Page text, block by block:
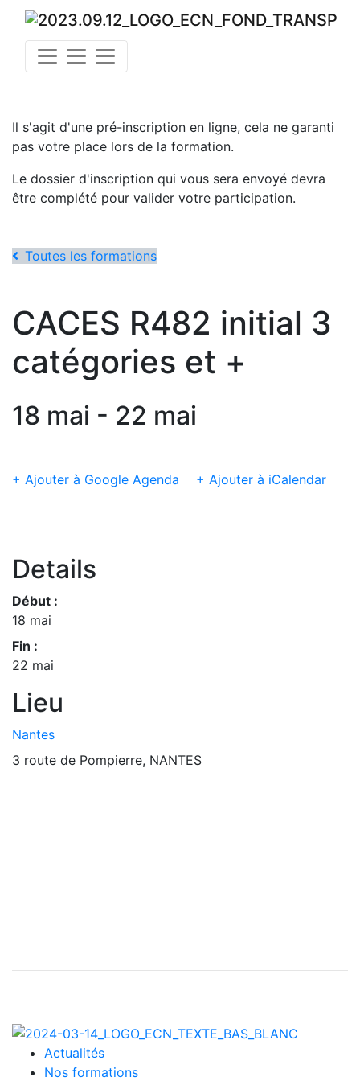
Il s'agit d'une pré-inscription en ligne, cela ne garanti
pas votre place lors de la formation.
Le dossier d'inscription qui vous sera envoyé devra
être complété pour valider votre participation.
Toutes les formations
CACES R482 initial 3
catégories et +
18 mai - 22 mai
+ Ajouter à Google Agenda + Ajouter à iCalendar
Details
Début :
18 mai
Fin :
22 mai
Lieu
Nantes
3 route de Pompierre, NANTES
Actualités
Nos formations